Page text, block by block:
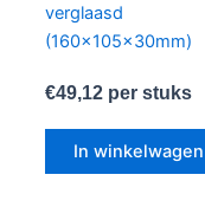
verglaasd
(160x105x30mm)
€49,12per stuks
In winkelwagen